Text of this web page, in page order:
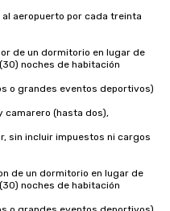
aeropuerto por cada treinta
de un dormitorio en lugar de
noches de habitación
o grandes eventos deportivos)
camarero (hasta dos),
sin incluir impuestos ni cargos
de un dormitorio en lugar de
noches de habitación